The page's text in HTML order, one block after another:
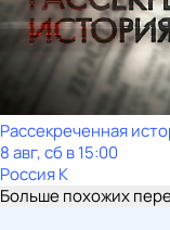
Рассекреченная
8 авг, сб в 15:00
Россия К
Больше похожих